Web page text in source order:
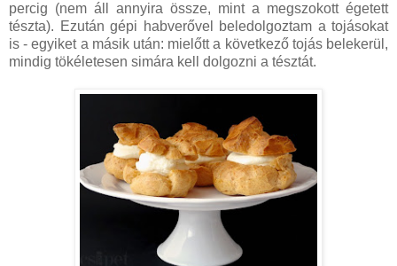
percig (nem áll annyira össze, mint a megszokott égetett
tészta). Ezután gépi habverővel beledolgoztam a tojásokat
is - egyiket a másik után: mielőtt a következő tojás belekerül,
mindig tökéletesen simára kell dolgozni a tésztát.